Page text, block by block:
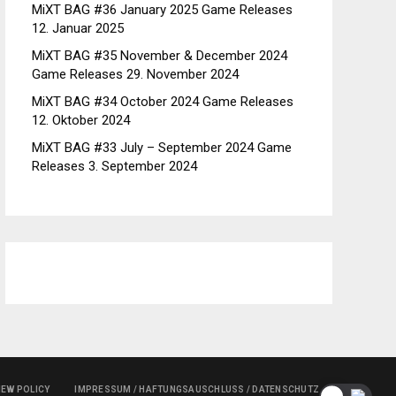
MiXT BAG #36 January 2025 Game Releases
12. Januar 2025
MiXT BAG #35 November & December 2024
Game Releases 29. November 2024
MiXT BAG #34 October 2024 Game Releases
12. Oktober 2024
MiXT BAG #33 July – September 2024 Game
Releases 3. September 2024
POLICY IMPRESSUM / HAFTUNGSAUSCHLUSS / DATENSCHUTZ